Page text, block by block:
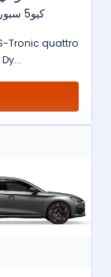
كيو5 سبورتباك
Tronic quattro
Dy...